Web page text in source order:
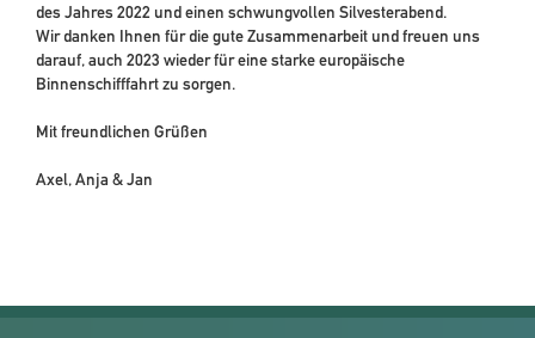
des Jahres 2022 und einen schwungvollen Silvesterabend.
Wir danken Ihnen für die gute Zusammenarbeit und freuen uns
darauf, auch 2023 wieder für eine starke europäische
Binnenschifffahrt zu sorgen.
Mit freundlichen Grüßen
Axel, Anja & Jan